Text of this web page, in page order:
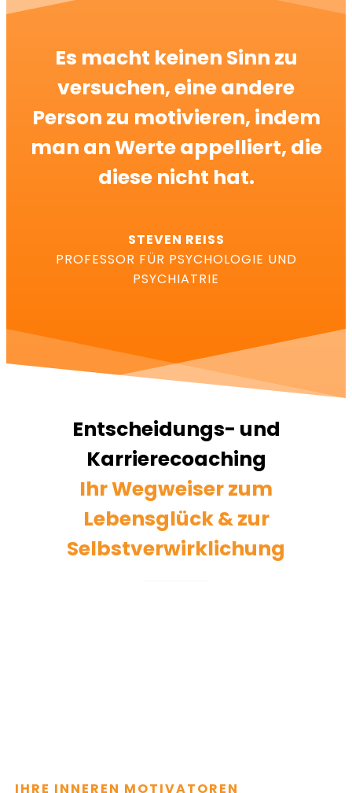
Es macht keinen Sinn zu
versuchen, eine andere
Person zu motivieren, indem
man an Werte appelliert, die
diese nicht hat.
STEVEN REISS
PROFESSOR FÜR PSYCHOLOGIE UND
PSYCHIATRIE
Entscheidungs- und
Karrierecoaching
Ihr Wegweiser zum
Lebensglück & zur
Selbstverwirklichung
IHRE INNEREN MOTIVATOREN